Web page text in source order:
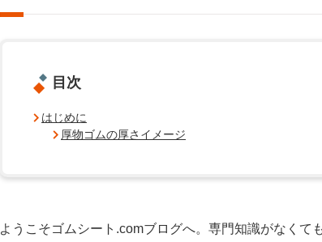
目次
はじめに
厚物ゴムの厚さイメージ
ようこそゴムシート.comブログへ。専門知識がなく